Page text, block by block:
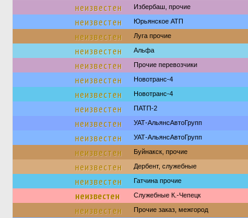
неизвестен Избербаш, прочие
неизвестен Юрьянское АТП
неизвестен Луга прочие
неизвестен Альфа
неизвестен Прочие перевозчики
неизвестен Новотранс-4
неизвестен Новотранс-4
неизвестен ПАТП-2
неизвестен УАТ-АльянсАвтоГрупп
неизвестен УАТ-АльянсАвтоГрупп
неизвестен Буйнакск, прочие
неизвестен Дербент, служебные
неизвестен Гатчина прочие
неизвестен Служебные К.-Чепецк
неизвестен Прочие заказ, межгород